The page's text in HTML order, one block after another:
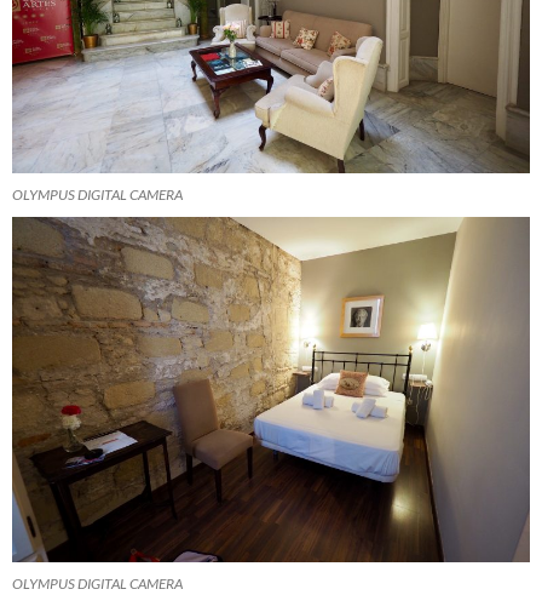
OLYMPUS DIGITAL CAMERA
OLYMPUS DIGITAL CAMERA